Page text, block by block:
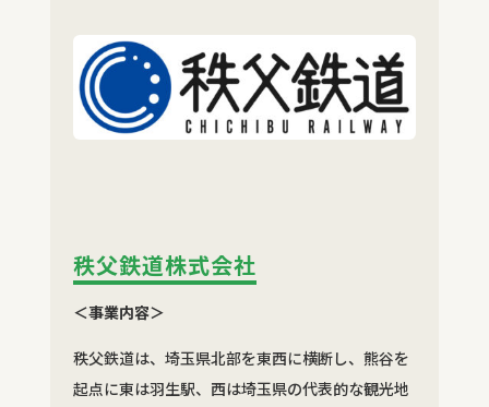
秩父鉄道株式会社
＜事業内容＞
秩父鉄道は、埼玉県北部を東西に横断し、熊谷を
起点に東は羽生駅、西は埼玉県の代表的な観光地